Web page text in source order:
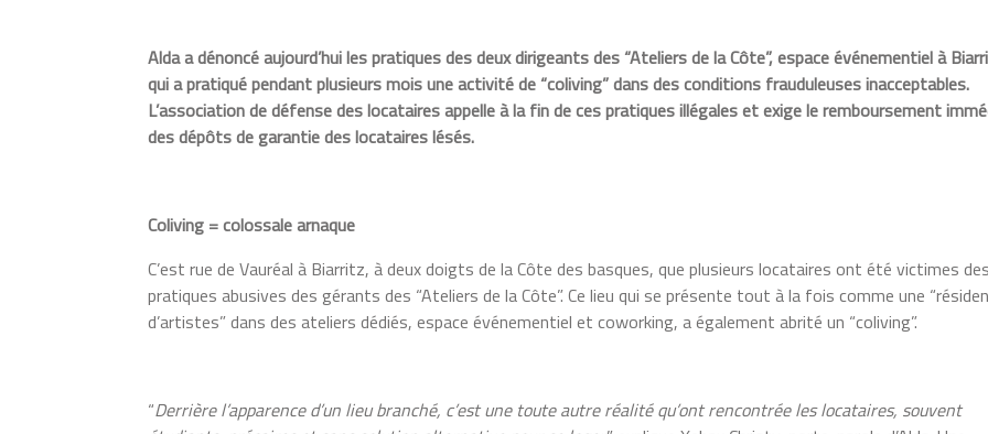
Alda a dénoncé aujourd’hui les pratiques des deux dirigeants des “Ateliers de la Côte”, espace événementiel à
qui a pratiqué pendant plusieurs mois une activité de “coliving” dans des conditions frauduleuses inacceptables.
L’association de défense des locataires appelle à la fin de ces pratiques illégales et exige le remboursement
des dépôts de garantie des locataires lésés.
Coliving = colossale arnaque
C’est rue de Vauréal à Biarritz, à deux doigts de la Côte des basques, que plusieurs locataires ont été victimes des
pratiques abusives des gérants des “Ateliers de la Côte”. Ce lieu qui se présente tout à la fois comme une
d’artistes” dans des ateliers dédiés, espace événementiel et coworking, a également abrité un “coliving”.
“Derrière l’apparence d’un lieu branché, c’est une toute autre réalité qu’ont rencontrée les locataires, souvent